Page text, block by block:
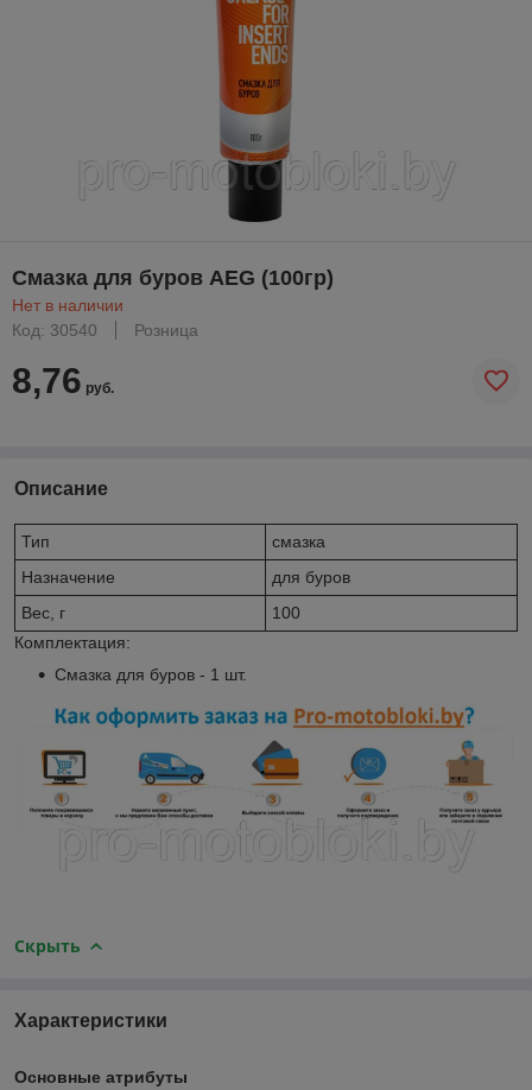
Смазка для буров AEG (100гр)
Нет в наличии
Код: 30540
Розница
8,76 руб.
Описание
Тип
смазка
Назначение
для буров
Вес, г
100
Комплектация:
Смазка для буров - 1 шт.
Скрыть
Характеристики
Основные атрибуты